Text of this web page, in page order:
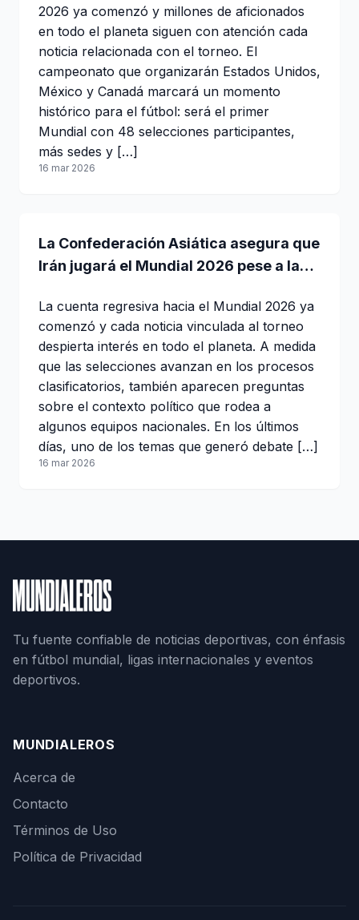
2026 ya comenzó y millones de aficionados
en todo el planeta siguen con atención cada
noticia relacionada con el torneo. El
campeonato que organizarán Estados Unidos,
México y Canadá marcará un momento
histórico para el fútbol: será el primer
Mundial con 48 selecciones participantes,
más sedes y […]
16 mar 2026
La Confederación Asiática asegura que
Irán jugará el Mundial 2026 pese a la
La cuenta regresiva hacia el Mundial 2026 ya
comenzó y cada noticia vinculada al torneo
despierta interés en todo el planeta. A medida
que las selecciones avanzan en los procesos
clasificatorios, también aparecen preguntas
sobre el contexto político que rodea a
algunos equipos nacionales. En los últimos
días, uno de los temas que generó debate […]
16 mar 2026
Tu fuente confiable de noticias deportivas, con énfasis
en fútbol mundial, ligas internacionales y eventos
deportivos.
MUNDIALEROS
Acerca de
Contacto
Términos de Uso
Política de Privacidad